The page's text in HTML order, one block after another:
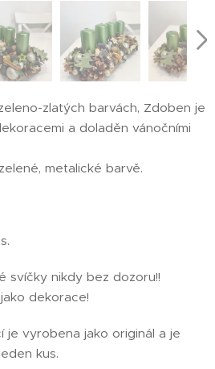
zlatých barvách, Zdoben je
a doladěn vánočními
metalické barvě.
svíčky nikdy bez dozoru!!
dekorace!
je vyrobena jako originál a je
kus.